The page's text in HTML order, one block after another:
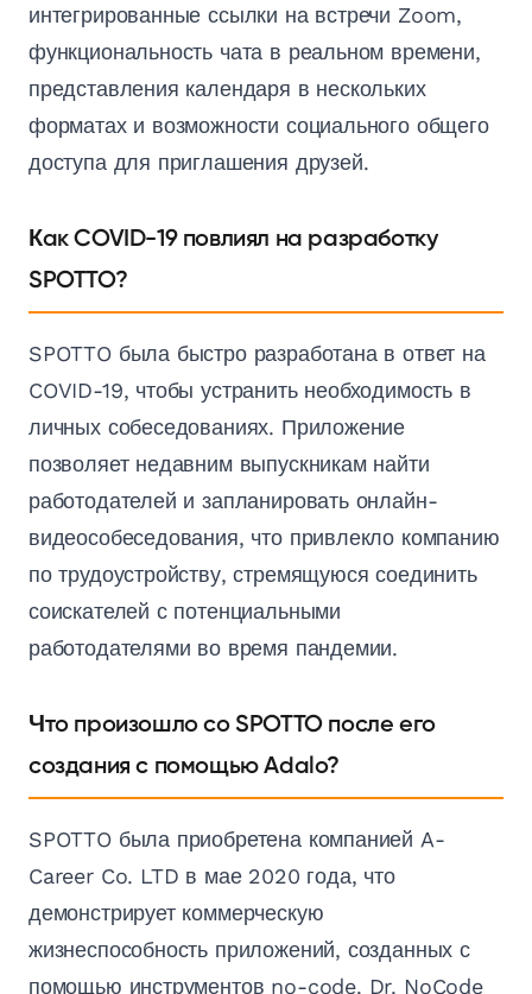
интегрированные ссылки на встречи Zoom,
функциональность чата в реальном времени,
представления календаря в нескольких
форматах и возможности социального общего
доступа для приглашения друзей.
Как COVID-19 повлиял на разработку
SPOTTO?
SPOTTO была быстро разработана в ответ на
COVID-19, чтобы устранить необходимость в
личных собеседованиях. Приложение
позволяет недавним выпускникам найти
работодателей и запланировать онлайн-
видеособеседования, что привлекло компанию
по трудоустройству, стремящуюся соединить
соискателей с потенциальными
работодателями во время пандемии.
Что произошло со SPOTTO после его
создания с помощью Adalo?
SPOTTO была приобретена компанией A-
Career Co. LTD в мае 2020 года, что
демонстрирует коммерческую
жизнеспособность приложений, созданных с
помощью инструментов no-code. Dr. NoCode